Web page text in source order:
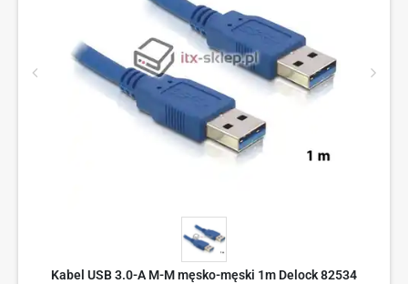
Kabel USB 3.0-A M-M męsko-męski 1m Delock 82534